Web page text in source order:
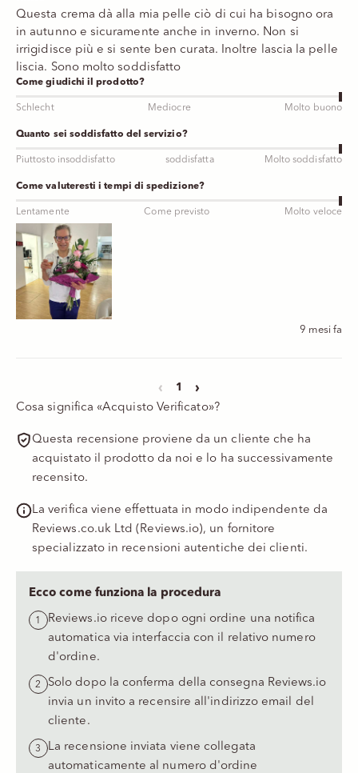
Questa crema dà alla mia pelle ciò di cui ha bisogno ora
in autunno e sicuramente anche in inverno. Non si
irrigidisce più e si sente ben curata. Inoltre lascia la pelle
liscia. Sono molto soddisfatto
Come giudichi il prodotto?
Schlecht Mediocre Molto buono
Quanto sei soddisfatto del servizio?
Piuttosto insoddisfatto soddisfatta Molto soddisfatto
Come valuteresti i tempi di spedizione?
Lentamente Come previsto Molto veloce
9 mesi fa
‹ 1 ›
Cosa significa «Acquisto Verificato»?
Questa recensione proviene da un cliente che ha
acquistato il prodotto da noi e lo ha successivamente
recensito.
La verifica viene effettuata in modo indipendente da
Reviews.co.uk Ltd (Reviews.io), un fornitore
specializzato in recensioni autentiche dei clienti.
Ecco come funziona la procedura
Reviews.io riceve dopo ogni ordine una notifica
automatica via interfaccia con il relativo numero
d'ordine.
Solo dopo la conferma della consegna Reviews.io
invia un invito a recensire all'indirizzo email del
cliente.
La recensione inviata viene collegata
automaticamente al numero d'ordine